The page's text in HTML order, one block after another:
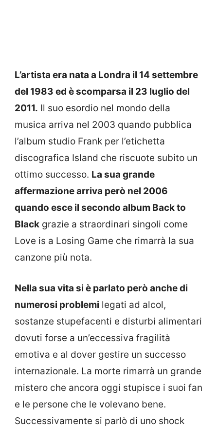
L’artista era nata a Londra il 14 settembre
del 1983 ed è scomparsa il 23 luglio del
2011. Il suo esordio nel mondo della
musica arriva nel 2003 quando pubblica
l’album studio Frank per l’etichetta
discografica Island che riscuote subito un
ottimo successo. La sua grande
affermazione arriva però nel 2006
quando esce il secondo album Back to
Black grazie a straordinari singoli come
Love is a Losing Game che rimarrà la sua
canzone più nota.
Nella sua vita si è parlato però anche di
numerosi problemi legati ad alcol,
sostanze stupefacenti e disturbi alimentari
dovuti forse a un’eccessiva fragilità
emotiva e al dover gestire un successo
internazionale. La morte rimarrà un grande
mistero che ancora oggi stupisce i suoi fan
e le persone che le volevano bene.
Successivamente si parlò di uno shock